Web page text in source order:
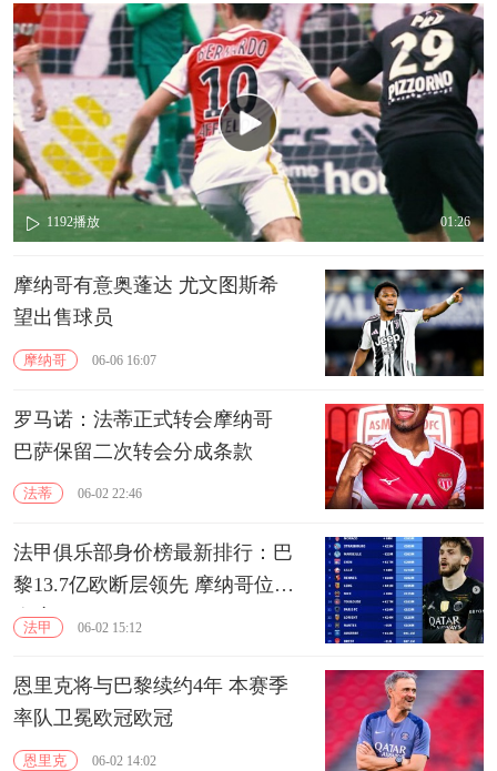
1192播放 01:26
摩纳哥有意奥蓬达 尤文图斯希
望出售球员
摩纳哥 06-06 16:07
罗马诺：法蒂正式转会摩纳哥
巴萨保留二次转会分成条款
法蒂 06-02 22:46
法甲俱乐部身价榜最新排行：巴
黎13.7亿欧断层领先 摩纳哥位居
次席
法甲 06-02 15:12
恩里克将与巴黎续约4年 本赛季
率队卫冕欧冠欧冠
恩里克 06-02 14:02